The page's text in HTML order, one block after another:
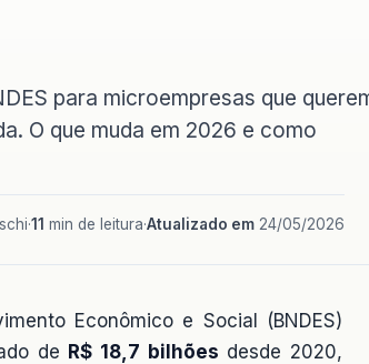
para microempresas que
O que muda em 2026 e como
·11 min de leitura·Atualizado em 24/05/2026
Econômico e Social (BNDES)
de R$ 18,7 bilhões desde 2020,